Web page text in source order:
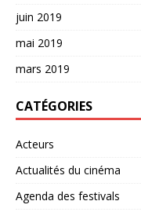
juin 2019
mai 2019
mars 2019
CATÉGORIES
Acteurs
Actualités du cinéma
Agenda des festivals